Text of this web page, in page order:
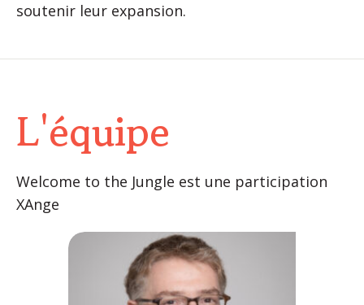
soutenir leur expansion.
L'équipe
Welcome to the Jungle est une participation
XAnge